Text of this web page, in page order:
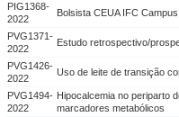
PIG1368-
2022
Bolsista CEUA IFC
PVG1371-
2022
Estudo retrospectivo/
PVG1426-
2022
Uso de leite de transição
PVG1494-
2022
Hipocalcemia no periparto
marcadores metabólicos